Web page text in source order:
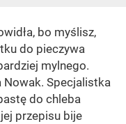
bo myślisz,
do pieczywa
mylnego.
Nowak. Specjalistka
do chleba
przepisu bije